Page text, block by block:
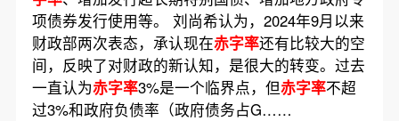
项债券发行使用等。 刘尚希认为，2024年9月以来
财政部两次表态，承认现在赤字率还有比较大的空
间，反映了对财政的新认知，是很大的转变。过去
一直认为赤字率3%是一个临界点，但赤字率不超
过3%和政府负债率（政府债务占G……